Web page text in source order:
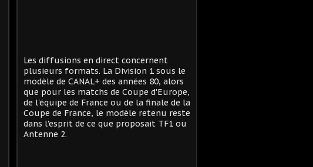
Les diffusions en direct concernent
plusieurs formats. La Division 1 sous le
modèle de CANAL+ des années 80, alors
que pour les matchs de Coupe d'Europe,
de l'équipe de France ou de la finale de la
Coupe de France, le modèle retenu reste
dans l'esprit de ce que proposait TF1 ou
Antenne 2.